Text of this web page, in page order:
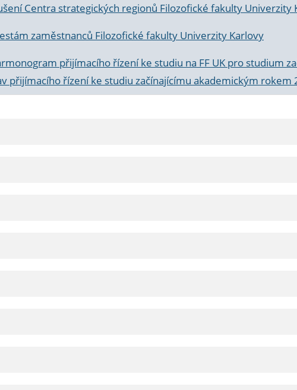
Centra strategických regionů Filozofické fakulty Univerzity
zaměstnanců Filozofické fakulty Univerzity Karlovy
přijímacího řízení ke studiu na FF UK pro studium
přijímacího řízení ke studiu začínajícímu akademickým rokem